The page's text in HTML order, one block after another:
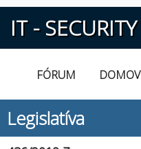
IT - SECURITY
FÓRUM DOMOV
Legislatíva